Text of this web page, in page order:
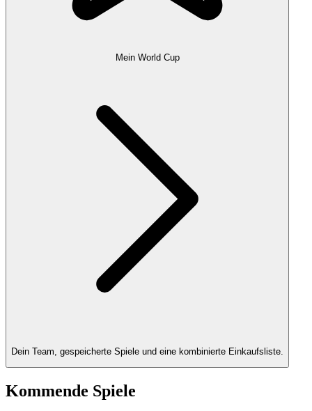
Mein World Cup
Dein Team, gespeicherte Spiele und eine kombinierte Einkaufsliste.
Kommende Spiele